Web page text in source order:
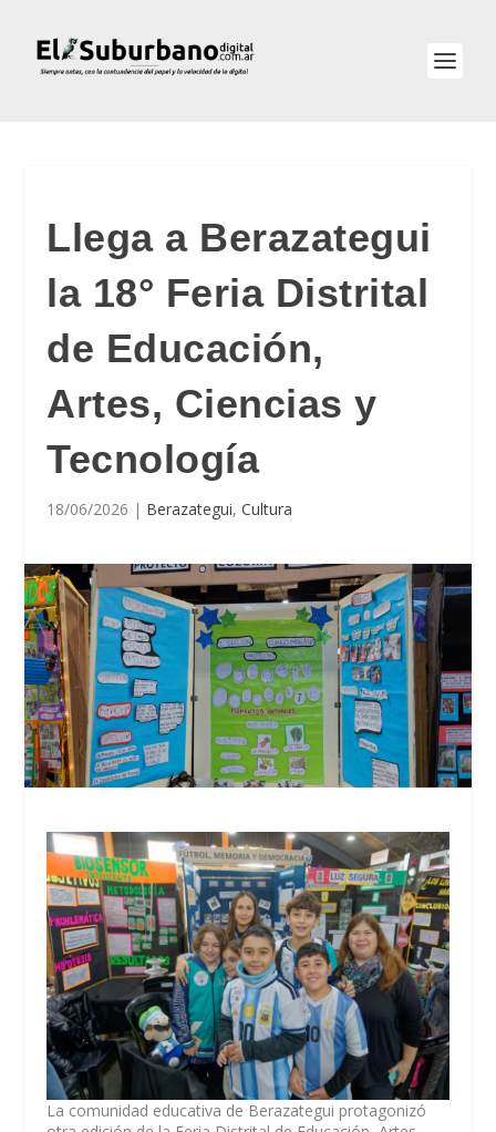
Llega a Berazategui
la 18° Feria Distrital
de Educación,
Artes, Ciencias y
Tecnología
18/06/2026 | Berazategui,Cultura
La comunidad educativa de Berazategui protagonizó